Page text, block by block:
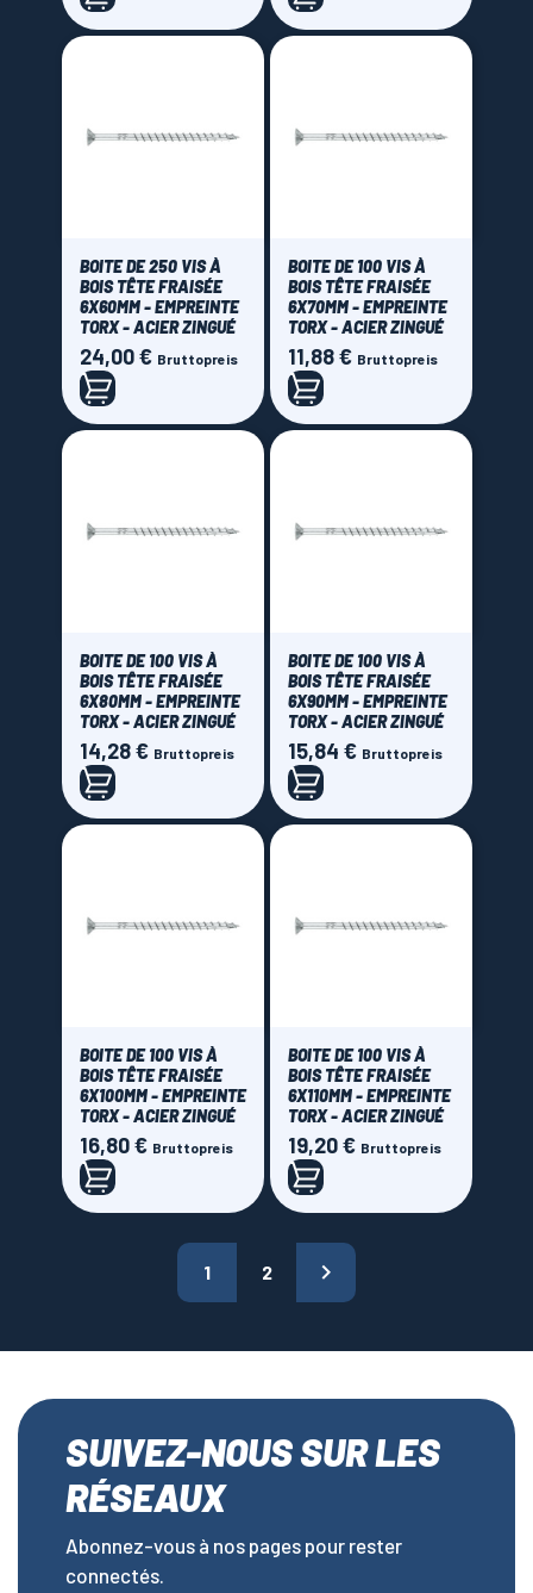
BOITE DE 250 VIS À
BOIS TÊTE FRAISÉE
6X60MM - EMPREINTE
TORX - ACIER ZINGUÉ
Preis
24,00 € Bruttopreis
BOITE DE 100 VIS À
BOIS TÊTE FRAISÉE
6X70MM - EMPREINTE
TORX - ACIER ZINGUÉ
Preis
11,88 € Bruttopreis
BOITE DE 100 VIS À
BOIS TÊTE FRAISÉE
6X80MM - EMPREINTE
TORX - ACIER ZINGUÉ
Preis
14,28 € Bruttopreis
BOITE DE 100 VIS À
BOIS TÊTE FRAISÉE
6X90MM - EMPREINTE
TORX - ACIER ZINGUÉ
Preis
15,84 € Bruttopreis
BOITE DE 100 VIS À
BOIS TÊTE FRAISÉE
6X100MM - EMPREINTE
TORX - ACIER ZINGUÉ
Preis
16,80 € Bruttopreis
BOITE DE 100 VIS À
BOIS TÊTE FRAISÉE
6X110MM - EMPREINTE
TORX - ACIER ZINGUÉ
Preis
19,20 € Bruttopreis
1 2 
SUIVEZ-NOUS SUR LES
RÉSEAUX
Abonnez-vous à nos pages pour rester
connectés.